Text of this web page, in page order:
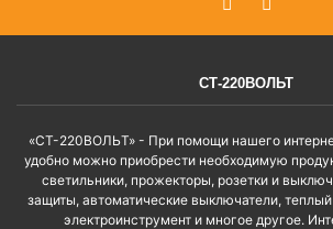
СТ-220ВОЛЬТ
«СТ-220ВОЛЬТ» - При помощи нашего
удобно можно приобрести необходимую
светильники, прожекторы, розетки и
защиты, автоматические выключатели,
электроинструмент и многое другое.